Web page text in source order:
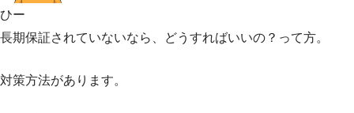
ひー
長期保証されていないなら、どうすればいいの？って方。
対策方法があります。